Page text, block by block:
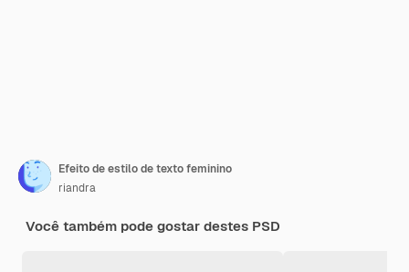
Efeito de estilo de texto feminino
riandra
Você também pode gostar destes PSD